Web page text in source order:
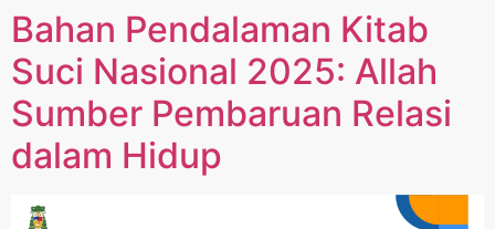
Bahan Pendalaman Kitab
Suci Nasional 2025: Allah
Sumber Pembaruan Relasi
dalam Hidup